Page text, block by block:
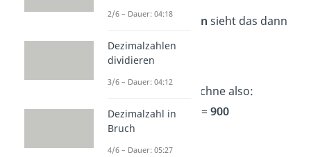
Mitgrößeren Zahlen sieht das dann
so aus:
4 · 25 ergibt 100. Rechne also:
→4 · 25· 9 = 100 · 9 = 900
2/6 – Dauer: 04:18
Dezimalzahlen
dividieren
3/6 – Dauer: 04:12
Dezimalzahl in
Bruch
4/6 – Dauer: 05:27